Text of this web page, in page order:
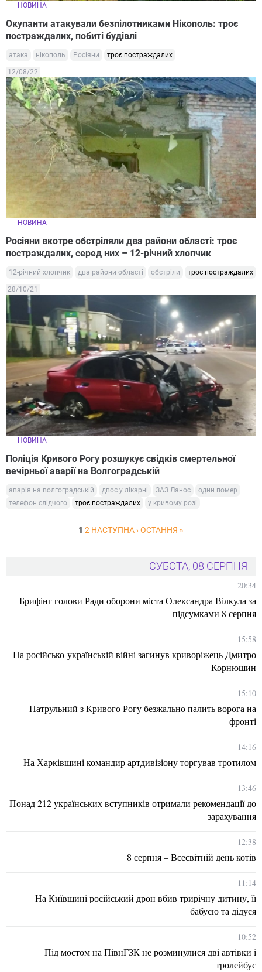
НОВИНА
Окупанти атакували безпілотниками Нікополь: троє
постраждалих, побиті будівлі
атака нікополь Росіяни троє постраждалих
12/08/22
НОВИНА
Росіяни вкотре обстріляли два райони області: троє
постраждалих, серед них – 12-річний хлопчик
12-річний хлопчик два райони області обстріли троє постраждалих
28/10/21
НОВИНА
Поліція Кривого Рогу розшукує свідків смертельної
вечірньої аварії на Волгоградській
аварія на волгоградській двоє у лікарні ЗАЗ Ланос
один помер
телефон слідчого
троє постраждалих у кривому розі
1 2 НАСТУПНА ›ОСТАННЯ »
СУБОТА, 08 СЕРПНЯ
20:34
Брифінг голови Ради оборони міста Олександра Вілкула за
підсумками 8 серпня
15:58
На російсько-українській війні загинув криворіжець Дмитро
Корнюшин
15:10
Патрульний з Кривого Рогу безжально палить ворога на
фронті
14:16
На Харківщині командир артдивізіону торгував тротилом
13:46
Понад 212 українських вступників отримали рекомендації до
зарахування
12:38
8 серпня – Всесвітній день котів
11:14
На Київщині російський дрон вбив трирічну дитину, її
бабусю та дідуся
10:52
Під мостом на ПівнГЗК не розминулися дві автівки і
тролейбус